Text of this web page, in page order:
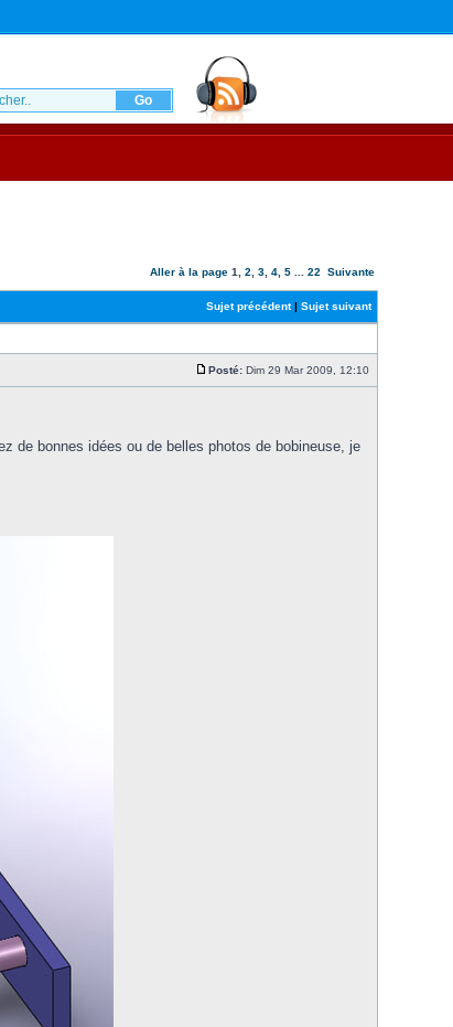
Aller à la page 1 ,2 ,3 ,4 ,5 ...22 Suivante
Sujet précédent|Sujet suivant
Posté: Dim 29 Mar 2009, 12:10
de bonnes idées ou de belles photos de bobineuse, je